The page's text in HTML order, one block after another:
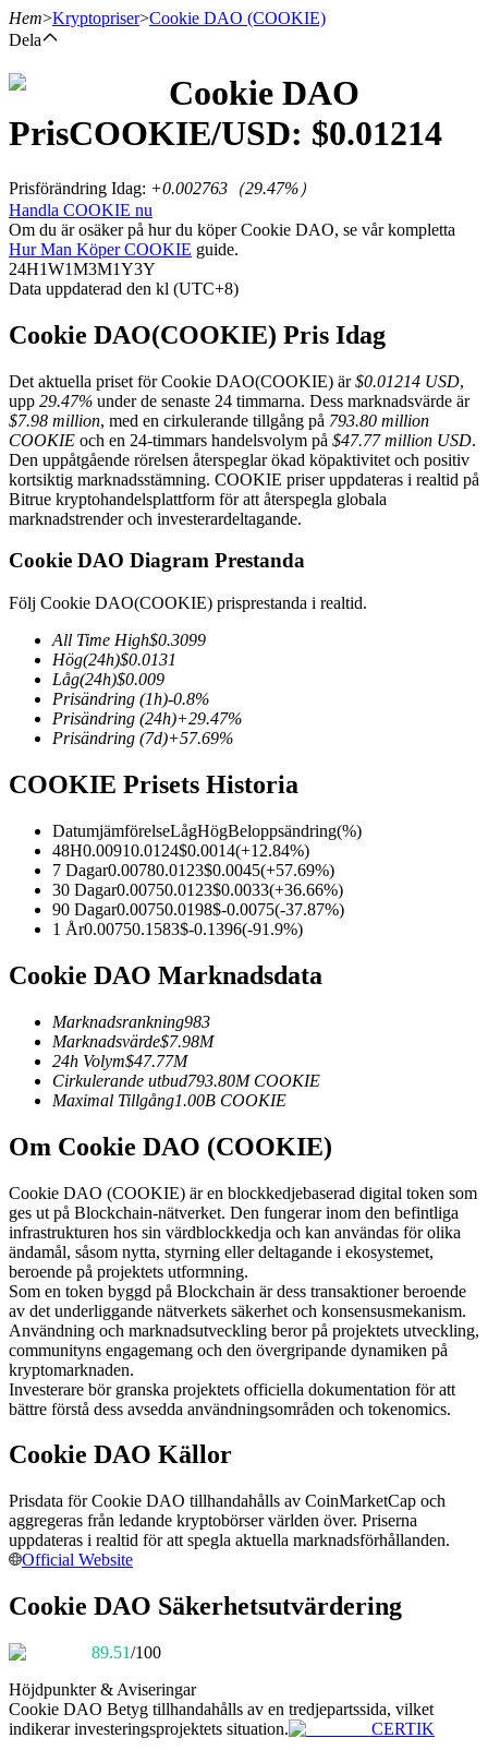
USDT Futures
TradFi
Derivat för aktier, valuta, ädelmetaller och råvaror
USDC Futures
Kopiera Trading
Gå med de bästa handlarna
Njut av vinstdelning och kopieringshandelsprovisioner
Hem>Kryptopriser>Cookie DAO (COOKIE)
Dela
Cookie DAO
PrisCOOKIE/USD: $0.01214
Prisförändring Idag: +0.002763 （29.47%）
Handla COOKIE nu
Om du är osäker på hur du köper Cookie DAO, se vår kompletta
Hur Man Köper COOKIE guide.
24H1W1M3M1Y3Y
Data uppdaterad den kl (UTC+8)
Cookie DAO(COOKIE) Pris Idag
Det aktuella priset för Cookie DAO(COOKIE) är$0.01214 USD,
upp 29.47% under de senaste 24 timmarna. Dess marknadsvärde är
$7.98 million, med en cirkulerande tillgång på 793.80 million
COOKIE och en 24-timmars handelsvolym på $47.77 million USD.
Den uppåtgående rörelsen återspeglar ökad köpaktivitet och positiv
kortsiktig marknadsstämning. COOKIE priser uppdateras i realtid på
Bitrue kryptohandelsplattform för att återspegla globala
marknadstrender och investerardeltagande.
Cookie DAO Diagram Prestanda
Följ Cookie DAO(COOKIE) prisprestanda i realtid.
All Time High$0.3099
Hög(24h)$0.0131
Låg(24h)$0.009
Prisändring (1h)-0.8%
Prisändring (24h)+29.47%
Prisändring (7d)+57.69%
COOKIE Prisets Historia
DatumjämförelseLågHögBeloppsändring(%)
48H0.00910.0124$0.0014(+12.84%)
7 Dagar0.00780.0123$0.0045(+57.69%)
30 Dagar0.00750.0123$0.0033(+36.66%)
90 Dagar0.00750.0198$-0.0075(-37.87%)
1 År0.00750.1583$-0.1396(-91.9%)
Cookie DAO Marknadsdata
Marknadsrankning983
Marknadsvärde$7.98M
24h Volym$47.77M
Cirkulerande utbud793.80M COOKIE
Maximal Tillgång1.00B COOKIE
Om Cookie DAO (COOKIE)
Cookie DAO (COOKIE) är en blockkedjebaserad digital token som
ges ut på Blockchain-nätverket. Den fungerar inom den befintliga
infrastrukturen hos sin värdblockkedja och kan användas för olika
ändamål, såsom nytta, styrning eller deltagande i ekosystemet,
beroende på projektets utformning.
Som en token byggd på Blockchain är dess transaktioner beroende
av det underliggande nätverkets säkerhet och konsensusmekanism.
Användning och marknadsutveckling beror på projektets utveckling,
communityns engagemang och den övergripande dynamiken på
kryptomarknaden.
Investerare bör granska projektets officiella dokumentation för att
bättre förstå dess avsedda användningsområden och tokenomics.
Cookie DAO Källor
Prisdata för Cookie DAO tillhandahålls av CoinMarketCap och
aggregeras från ledande kryptobörser världen över. Priserna
uppdateras i realtid för att spegla aktuella marknadsförhållanden.
Official Website
Cookie DAO Säkerhetsutvärdering
89.51/100
Höjdpunkter & Aviseringar
Cookie DAO Betyg tillhandahålls av en tredjepartssida, vilket
indikerar investeringsprojektets situation.
CERTIK